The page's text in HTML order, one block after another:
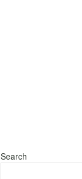
Search